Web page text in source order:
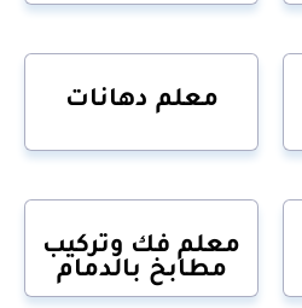
معلم دهانات
معلم فك وتركيب
مطابخ بالدمام